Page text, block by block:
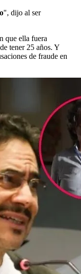
", dijo al ser
que ella fuera
tener 25 años. Y
de fraude en